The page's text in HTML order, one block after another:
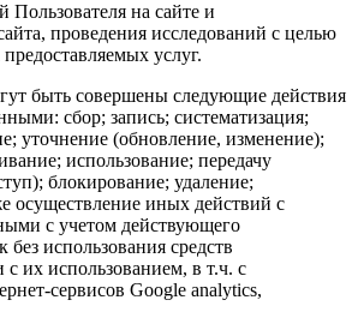
Пользователя на сайте и
проведения исследований с целью
услуг.
быть совершены следующие действия
сбор; запись; систематизация;
уточнение (обновление, изменение);
использование; передачу
блокирование; удаление;
осуществление иных действий с
с учетом действующего
без использования средств
с их использованием, в т.ч. с
сервисов Google analytics,